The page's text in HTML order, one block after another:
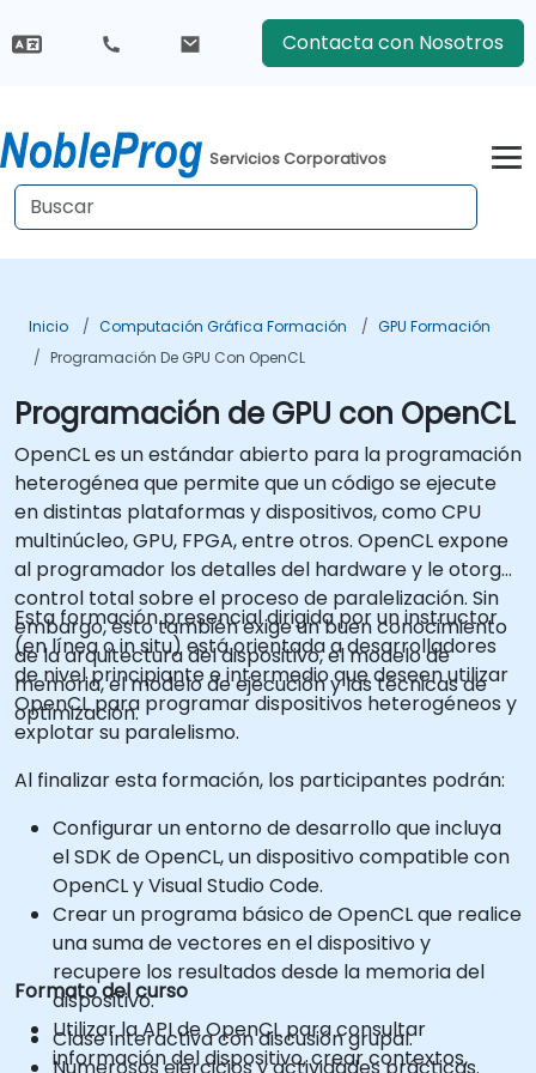
Contacta con Nosotros
Servicios Corporativos
Inicio Computación Gráfica Formación
GPU Formación
Programación De GPU Con OpenCL
Programación de GPU con OpenCL
OpenCL es un estándar abierto para la programación
heterogénea que permite que un código se ejecute
en distintas plataformas y dispositivos, como CPU
multinúcleo, GPU, FPGA, entre otros. OpenCL expone
al programador los detalles del hardware y le otorga
control total sobre el proceso de paralelización. Sin
embargo, esto también exige un buen conocimiento
de la arquitectura del dispositivo, el modelo de
memoria, el modelo de ejecución y las técnicas de
optimización.
Esta formación presencial dirigida por un instructor
(en línea o in situ) está orientada a desarrolladores
de nivel principiante e intermedio que deseen utilizar
OpenCL para programar dispositivos heterogéneos y
explotar su paralelismo.
Al finalizar esta formación, los participantes podrán:
Configurar un entorno de desarrollo que incluya
el SDK de OpenCL, un dispositivo compatible con
OpenCL y Visual Studio Code.
Crear un programa básico de OpenCL que realice
una suma de vectores en el dispositivo y
recupere los resultados desde la memoria del
dispositivo.
Utilizar la API de OpenCL para consultar
información del dispositivo, crear contextos,
Formato del curso
Clase interactiva con discusión grupal.